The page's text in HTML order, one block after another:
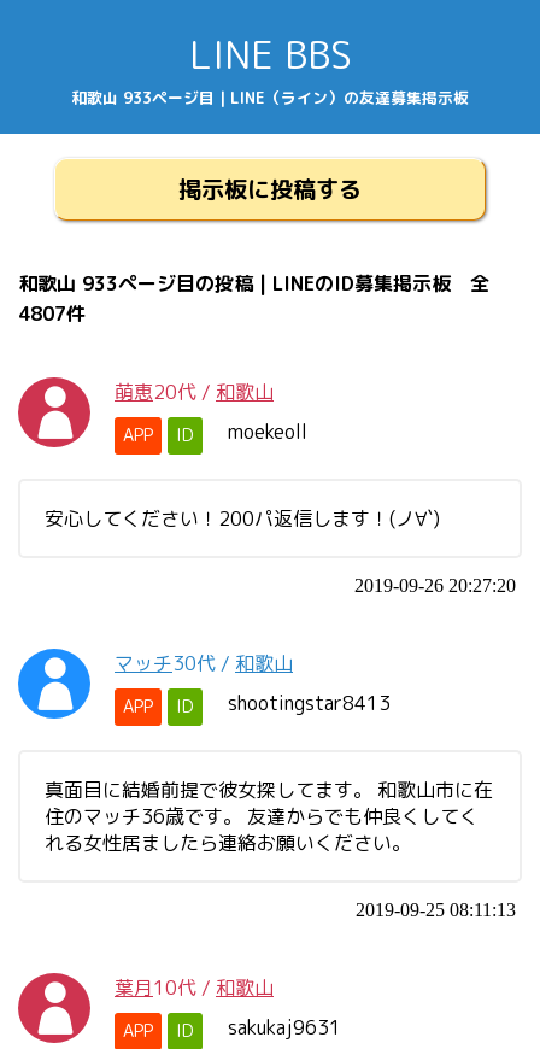
LINE BBS
和歌山 933ページ目 | LINE（ライン）の友達募集掲示板
掲示板に投稿する
和歌山 933ページ目の投稿 | LINEのID募集掲示板 全
4807件
萌恵20代 / 和歌山
APP ID moekeoll
安心してください！200パ返信します！(ノ∀`)
2019-09-26 20:27:20
マッチ30代 / 和歌山
APP ID shootingstar8413
真面目に結婚前提で彼女探してます。 和歌山市に在
住のマッチ36歳です。 友達からでも仲良くしてく
れる女性居ましたら連絡お願いください。
2019-09-25 08:11:13
葉月10代 / 和歌山
APP ID sakukaj9631